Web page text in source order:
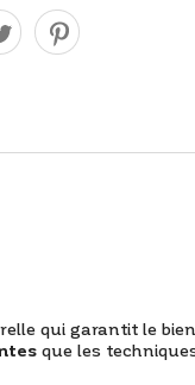
qui garantit le
que les